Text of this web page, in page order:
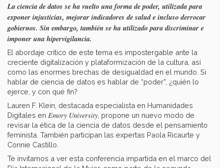
La ciencia de datos se ha vuelto una forma de poder, utilizada para
exponer injusticias, mejorar indicadores de salud e incluso derrocar
gobiernos. Sin embargo, también se ha utilizado para discriminar e
imponer una hipervigilancia.
El abordaje crítico de este tema es impostergable ante la
creciente digitalización y plataformización de la cultura, así
como las enormes brechas de desigualdad en el mundo. Si
hablar de ciencia de datos es hablar de “poder”, ¿quién lo
ejerce, y con qué fin?
Lauren F. Klein, destacada especialista en Humanidades
Digitales en Emory University , propone un nuevo modo de
revisar la ética de la ciencia de datos desde el pensamiento
feminista. También participan las expertas Paola Ricaurte y
Connie Castillo.
Te invitamos a ver esta conferencia impartida en el marco del